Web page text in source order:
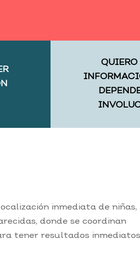
QUIERO
inmediata de niñas,
donde se coordinan
tener resultados